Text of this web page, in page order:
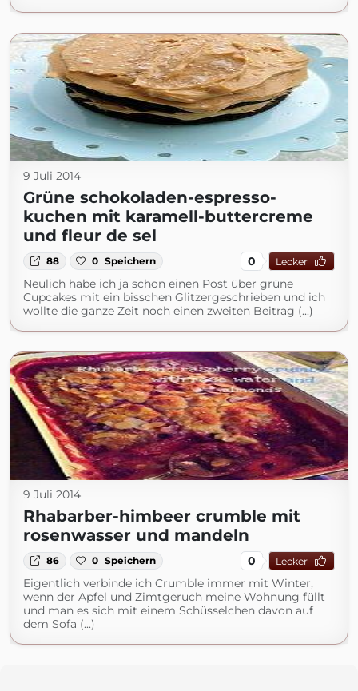
9 Juli 2014
Grüne schokoladen-espresso-
kuchen mit karamell-buttercreme
und fleur de sel
88 0 Speichern 0 Lecker
Neulich habe ich ja schon einen Post über grüne
Cupcakes mit ein bisschen Glitzergeschrieben und ich
wollte die ganze Zeit noch einen zweiten Beitrag (...)
9 Juli 2014
Rhabarber-himbeer crumble mit
rosenwasser und mandeln
86 0 Speichern 0 Lecker
Eigentlich verbinde ich Crumble immer mit Winter,
wenn der Apfel und Zimtgeruch meine Wohnung füllt
und man es sich mit einem Schüsselchen davon auf
dem Sofa (...)